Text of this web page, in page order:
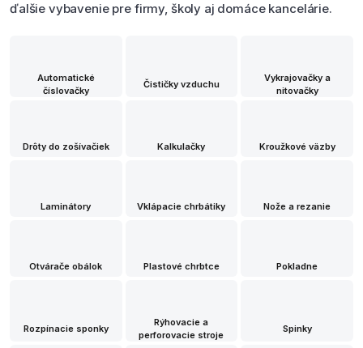
ďalšie vybavenie pre firmy, školy aj domáce kancelárie.
Automatické
číslovačky
Čističky vzduchu
Vykrajovačky a
nitovačky
Drôty do zošívačiek Kalkulačky Kroužkové väzby
Laminátory Vklápacie chrbátiky Nože a rezanie
Otvárače obálok Plastové chrbtce Pokladne
Rozpínacie sponky
Rýhovacie a
perforovacie stroje
Spinky